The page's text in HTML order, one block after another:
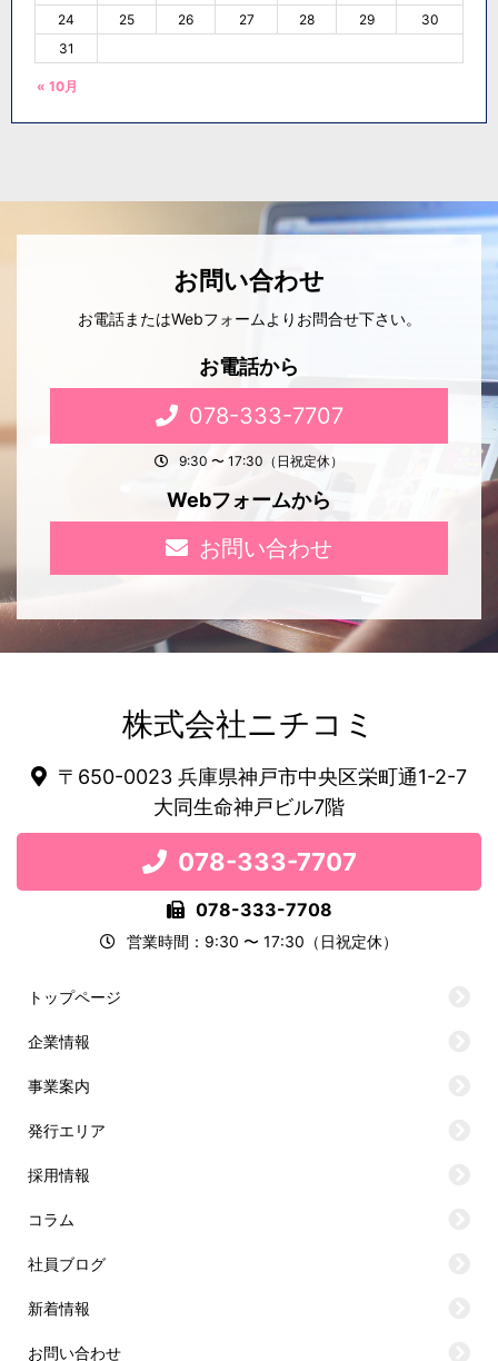
« 10月
24
25 26 27 28 29
30
31
お問い合わせ
お電話またはWebフォームよりお問合せ下さい。
お電話から
078-333-7707
9:30 〜 17:30（日祝定休）
Webフォームから
お問い合わせ
株式会社ニチコミ
〒650-0023 兵庫県神戸市中央区栄町通1-2-7
大同生命神戸ビル7階
078-333-7707
078-333-7708
営業時間：9:30 〜 17:30（日祝定休）
トップページ
企業情報
事業案内
発行エリア
採用情報
コラム
社員ブログ
新着情報
お問い合わせ